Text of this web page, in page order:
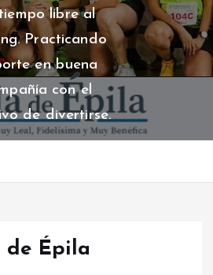
libre al
Practicando
en buena
con el
de divertirse.
de Épila